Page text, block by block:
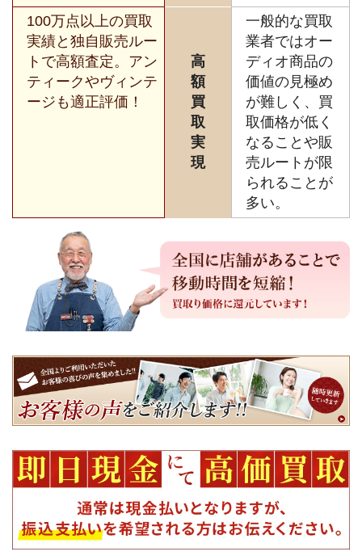
100万点以上の買取
実績と独自販売ルー
トで高額査定。アン
ティークやヴィンテ
ージも適正評価！
高
額
買
取
実
現
一般的な買取
業者ではオー
ディオ商品の
価値の見極め
が難しく、買
取価格が低く
なることや販
売ルートが限
られることが
多い。